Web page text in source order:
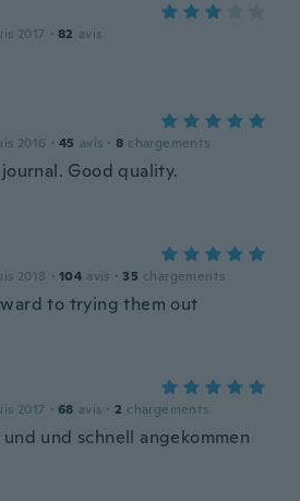
2017 · 82 avis
2016 · 45 avis · 8 chargements
Good quality.
2018 · 104 avis · 35 chargements
to trying them out
2017 · 68 avis · 2 chargements
und und schnell angekommen